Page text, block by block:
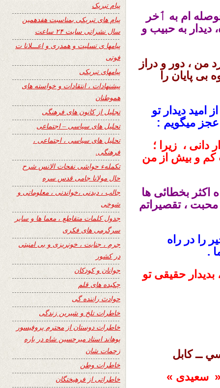
ام به ٲخر
دیدار به حبیب و
من ، دور و دراز
پایان را
امید دیدار تو
میگویم :
دانی ، زیرا ؛
و بیش از من
اکثر بخطائی ها
،تقصیراتم
را در راه
.
بدیدار حقیقی تو
« سعیدی »
پیام تبریک
پیام های تبریکی بمناسبت هفدهمین
سال نشراتی سایت ۲۴ ساعت
پیامها ی تسلیت و همدری و اعـــلانا ت
فوتی
پیامهای تبریکی
پیشنهادات ، انتقادات و خواسته های
هموطنان
تجلیل از کانون های فرهنگی
تحلیل های سیاسی – اجتماعی
تحلیل های سیاسی ، اجتماعی ،
فرهنگی.
تکملهء حواشی نفحات الانس شرح
حال مولانا جامی قدس سره
جالب ، دیدنی ،خواندنی ، معلوماتی و
شوخی
جدول کلمات متقاطع ، معما ها و سایر
سرگرمی های فکری
جرم ، جنایت ، خونریزی و بی امنیتی
در کشور
جوانان و کودکان
چکیده های قلم
حوادث راننده گی
خاطرات تلخ و شیرین زندگی
خاطرات دوستان از محترم پروفیسور
پوهاند استاد میرحسین شاه در باره
زحمات شان
خاطرات وطن
خاطراتی از فرهیختگان